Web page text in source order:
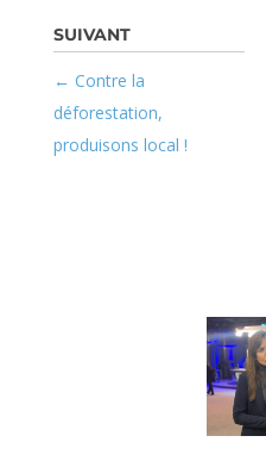
Contre la
déforestation,
produisons local !